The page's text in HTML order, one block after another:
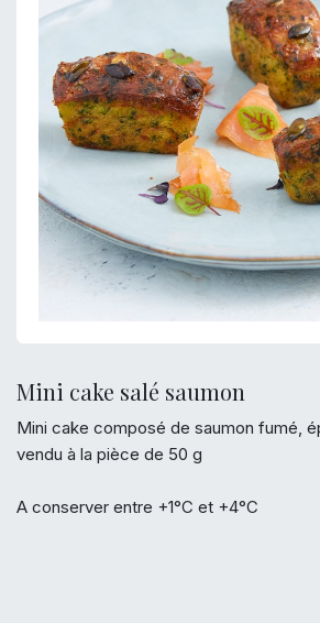
Mini cake salé saumon
Mini cake composé de saumon fumé,
vendu à la pièce de 50 g
A conserver entre +1°C et +4°C